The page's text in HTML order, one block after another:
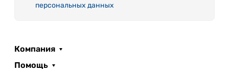
персональных данных
Компания
Помощь